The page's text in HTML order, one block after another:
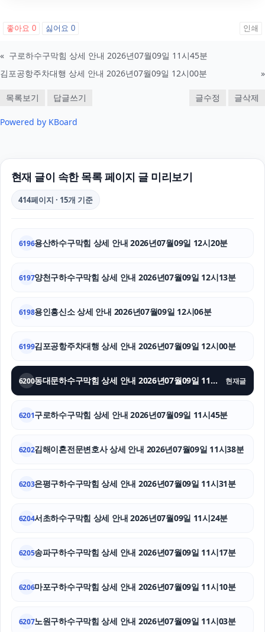
이혼소송
부산흥신소
안산이혼전문변호사
도지티켓
의정부이혼변호사
애견파양
신용카드현금화
서초성범죄전문변호사
좋아요 0 싫어요 0 인쇄
« 구로하수구막힘 상세 안내 2026년07월09일 11시45분
김포공항주차대행 상세 안내 2026년07월09일 12시00분
»
목록보기 답글쓰기 글수정 글삭제
Powered by KBoard
현재 글이 속한 목록 페이지 글 미리보기
414페이지 · 15개 기준
6196용산하수구막힘 상세 안내 2026년07월09일 12시20분
6197양천구하수구막힘 상세 안내 2026년07월09일 12시13분
6198용인흥신소 상세 안내 2026년07월09일 12시06분
6199김포공항주차대행 상세 안내 2026년07월09일 12시00분
6200 동대문하수구막힘 상세 안내 2026년07월09일 11시53분 현재글
6201구로하수구막힘 상세 안내 2026년07월09일 11시45분
6202김해이혼전문변호사 상세 안내 2026년07월09일 11시38분
6203은평구하수구막힘 상세 안내 2026년07월09일 11시31분
6204서초하수구막힘 상세 안내 2026년07월09일 11시24분
6205송파구하수구막힘 상세 안내 2026년07월09일 11시17분
6206마포구하수구막힘 상세 안내 2026년07월09일 11시10분
6207노원구하수구막힘 상세 안내 2026년07월09일 11시03분